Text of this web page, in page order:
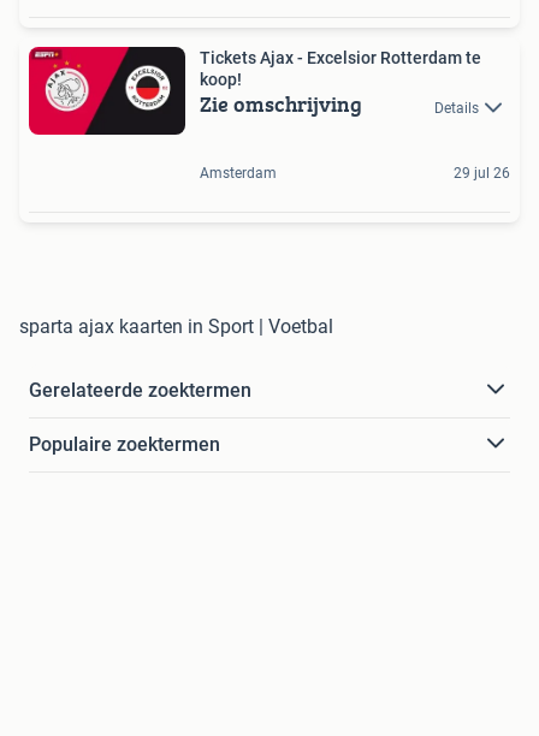
Tickets Ajax - Excelsior Rotterdam te
koop!
Zie omschrijving Details
Amsterdam 29 jul 26
sparta ajax kaarten in Sport | Voetbal
Gerelateerde zoektermen
Populaire zoektermen